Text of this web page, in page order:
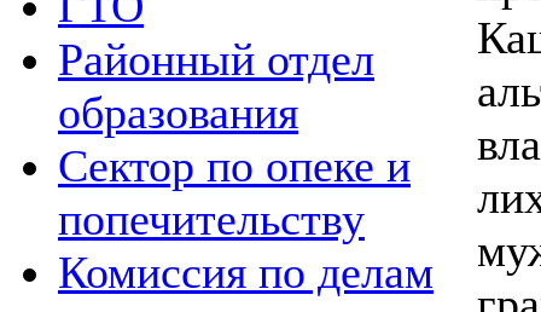
Районный отдел
образования
Сектор по опеке и
попечительству
Комиссия по делам